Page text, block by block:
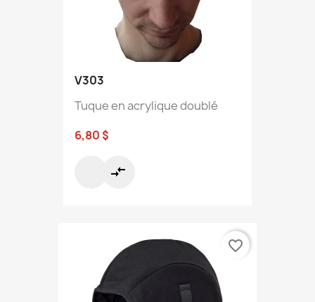
V303
Tuque en acrylique doublé
6,80 $
compare_arrows
favorite_border